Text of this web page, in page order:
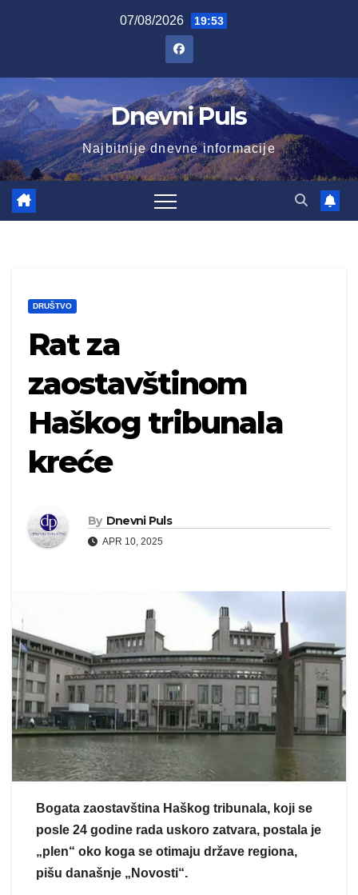
07/08/2026 19:53
Dnevni Puls
Najbitnije dnevne informacije
DRUŠTVO
Rat za
zaostavštinom
Haškog tribunala
kreće
By Dnevni Puls
APR 10, 2025
Bogata zaostavština Haškog tribunala, koji se
posle 24 godine rada uskoro zatvara, postala je
„plen“ oko koga se otimaju države regiona,
pišu današnje „Novosti“.